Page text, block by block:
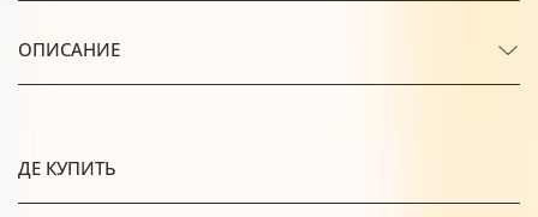
ОПИСАНИЕ
ДЕ КУПИТЬ